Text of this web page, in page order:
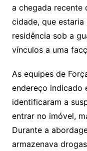
a chegada recente
cidade, que estaria
residência sob a
vínculos a uma
As equipes de
endereço indicado
identificaram a
entrar no imóvel,
Durante a
armazenava